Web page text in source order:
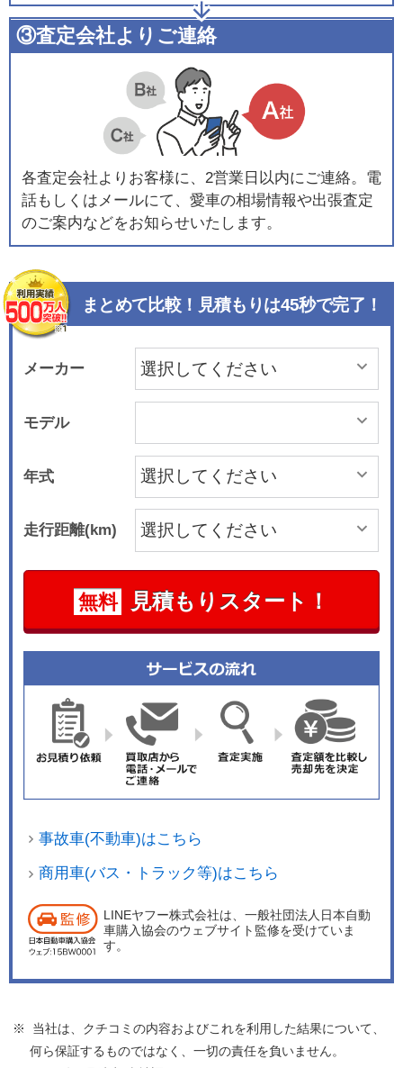
③査定会社よりご連絡
各査定会社よりお客様に、2営業日以内にご連絡。電
話もしくはメールにて、愛車の相場情報や出張査定
のご案内などをお知らせいたします。
まとめて比較！見積もりは45秒で完了！
メーカー
モデル
年式
走行距離(km)
無料 見積もりスタート！
事故車(不動車)はこちら
商用車(バス・トラック等)はこちら
LINEヤフー株式会社は、一般社団法人日本自動
車購入協会のウェブサイト監修を受けていま
す。
※ 当社は、クチコミの内容およびこれを利用した結果について、
何ら保証するものではなく、一切の責任を負いません。